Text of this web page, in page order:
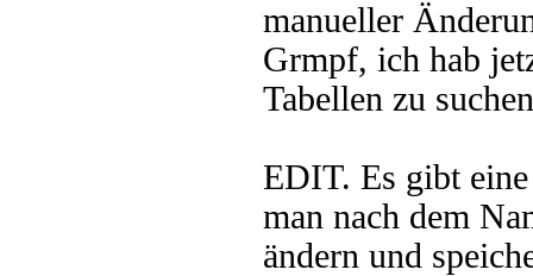
manueller
Grmpf, ich hab
Tabellen zu
EDIT. Es gibt
man nach dem
ändern und